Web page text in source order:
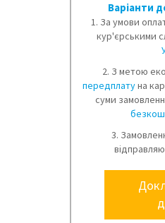
Варіанти
1. За умови
кур'єрськими
2. З метою
передплатуна
суми
3.